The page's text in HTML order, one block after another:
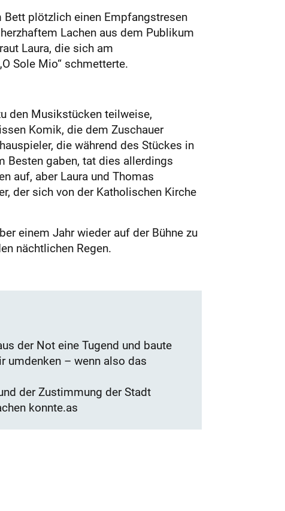
Bett plötzlich einen Empfangstresen
Lachen aus dem Publikum
Laura, die sich am
Sole Mio“ schmetterte.
den Musikstücken teilweise,
Komik, die dem Zuschauer
die während des Stückes in
gaben, tat dies allerdings
auf, aber Laura und Thomas
der sich von der Katholischen Kirche
einem Jahr wieder auf der Bühne zu
nächtlichen Regen.
der Not eine Tugend und baute
umdenken – wenn also das
der Zustimmung der Stadt
konnte.as